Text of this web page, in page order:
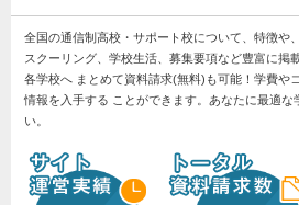
全国の通信制高校・サポート校について、特徴や
スクーリング、学校生活、募集要項など豊富に掲
各学校へ まとめて資料請求(無料)も可能！学費や
情報を入手する ことができます。あなたに最適な
い。